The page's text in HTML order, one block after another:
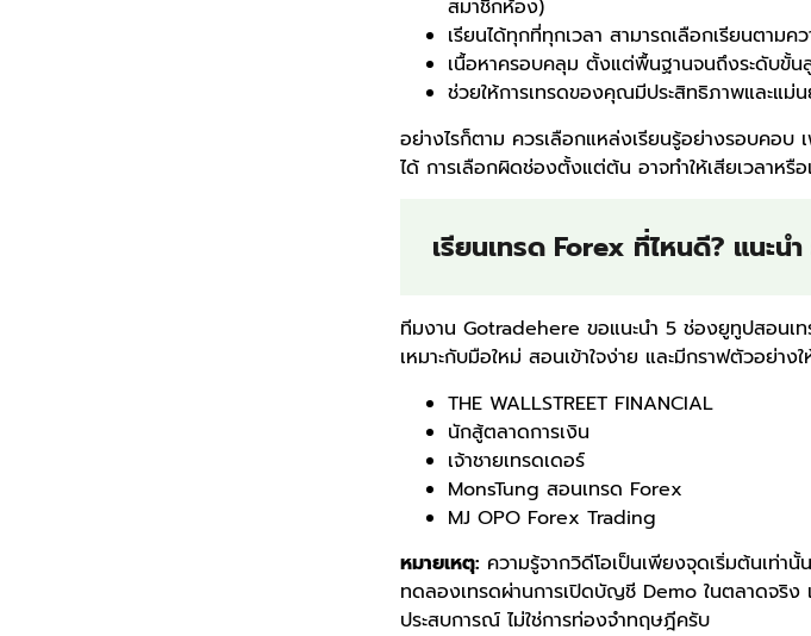
สมาชิกห้อง)
เรียนได้ทุกที่ทุกเวลา สามารถเลือกเรียนตาม
เนื้อหาครอบคลุม ตั้งแต่พื้นฐานจนถึงระดับขั้น
ช่วยให้การเทรดของคุณมีประสิทธิภาพและแม่
อย่างไรก็ตาม ควรเลือกแหล่งเรียนรู้อย่างรอบคอบ
ได้ การเลือกผิดช่องตั้งแต่ต้น อาจทำให้เสียเวลาห
เรียนเทรด Forex ที่ไหนดี? แนะ
ทีมงาน Gotradehere ขอแนะนำ 5 ช่องยูทูปสอนเ
เหมาะกับมือใหม่ สอนเข้าใจง่าย และมีกราฟตัวอย่า
THE WALLSTREET FINANCIAL
นักสู้ตลาดการเงิน
เจ้าชายเทรดเดอร์
MonsTung สอนเทรด Forex
MJ OPO Forex Trading
หมายเหตุ: ความรู้จากวิดีโอเป็นเพียงจุดเริ่มต้นเท่
ทดลองเทรดผ่านการเปิดบัญชี Demo ในตลาดจริง เ
ประสบการณ์ ไม่ใช่การท่องจำทฤษฎีครับ